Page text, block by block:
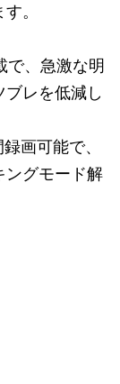
。
で、急激な明
レを低減し
画可能で、
ングモード解